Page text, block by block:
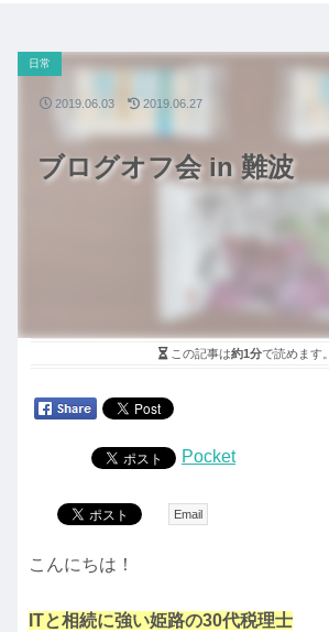
ブログオフ会 in 難波
日常
2019.06.03 2019.06.27
この記事は約1分で読めます。
Pocket
Email
こんにちは！
ITと相続に強い姫路の30代税理士